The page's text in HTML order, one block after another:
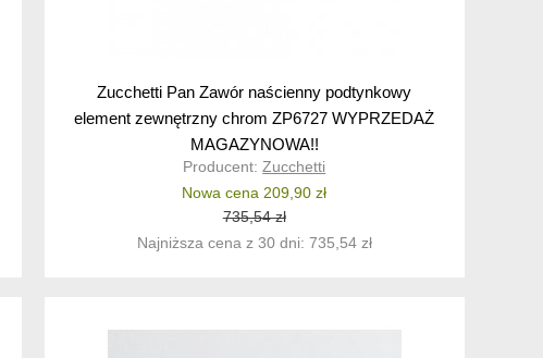
Zucchetti Pan Zawór naścienny podtynkowy
element zewnętrzny chrom ZP6727 WYPRZEDAŻ
MAGAZYNOWA!!
Producent:Zucchetti
Nowa cena 209,90 zł
735,54 zł
Najniższa cena z 30 dni: 735,54 zł